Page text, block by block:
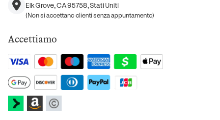
Elk Grove, CA 95758, Stati Uniti
(Non si accettano clienti senza appuntamento)
Accettiamo